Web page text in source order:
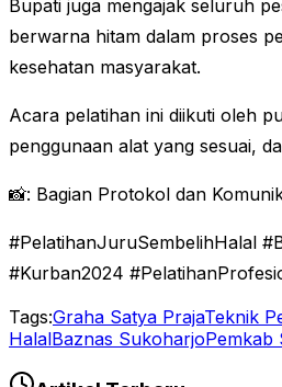
Bupati juga mengajak seluruh
berwarna hitam dalam proses
kesehatan masyarakat.
Acara pelatihan ini diikuti oleh
penggunaan alat yang sesuai,
📸: Bagian Protokol dan
#PelatihanJuruSembelihHalal
#Kurban2024
Tags:Graha Satya PrajaTeknik
HalalBaznas SukoharjoPemkab